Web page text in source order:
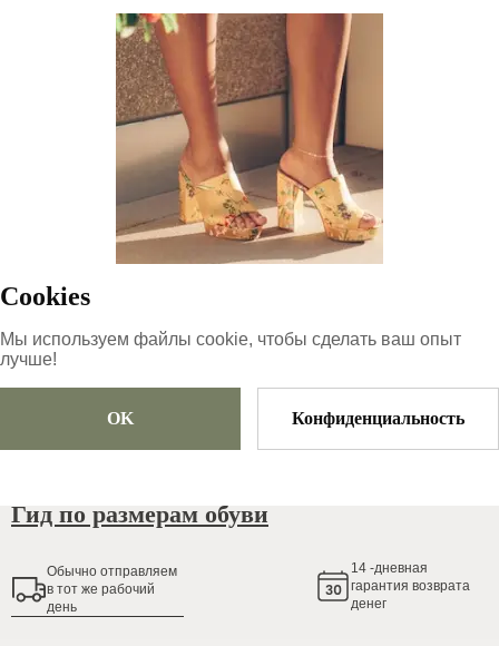
Cookies
Мы используем файлы cookie, чтобы сделать ваш опыт
лучше!
OK Конфиденциальность
Высота подошвы - 1см
Для стопы средней ширины;
51V7DxTBfqAuMAgreJFp
Размер Выберите размер
Добавить в корзину
Гид по размерам обуви
Обычно oтправляем
в тот же рабочий
день
14 -дневная
гарантия возврата
денег